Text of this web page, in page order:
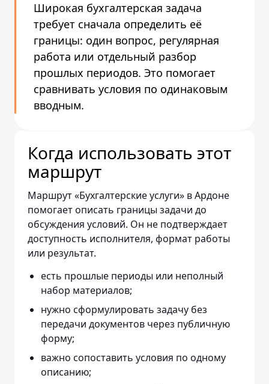
Широкая бухгалтерская задача
требует сначала определить её
границы: один вопрос, регулярная
работа или отдельный разбор
прошлых периодов. Это помогает
сравнивать условия по одинаковым
вводным.
Когда использовать этот
маршрут
Маршрут «Бухгалтерские услуги» в Ардоне
помогает описать границы задачи до
обсуждения условий. Он не подтверждает
доступность исполнителя, формат работы
или результат.
есть прошлые периоды или неполный
набор материалов;
нужно сформулировать задачу без
передачи документов через публичную
форму;
важно сопоставить условия по одному
описанию;